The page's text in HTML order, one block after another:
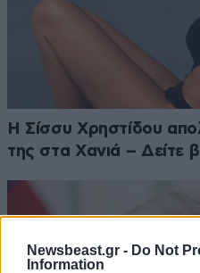
Newsbeast.gr - Do Not
Information
Η Σίσσυ Χρηστίδου
της στα Χανιά – Δείτε